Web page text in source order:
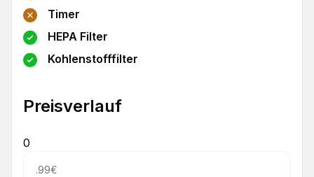
Timer
HEPA Filter
Kohlenstofffilter
Preisverlauf
0
45.99€